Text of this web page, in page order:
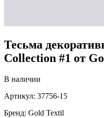
Тесьма
Collection #1 от
В наличии
Артикул: 37756-15
Бренд: Gold Textil